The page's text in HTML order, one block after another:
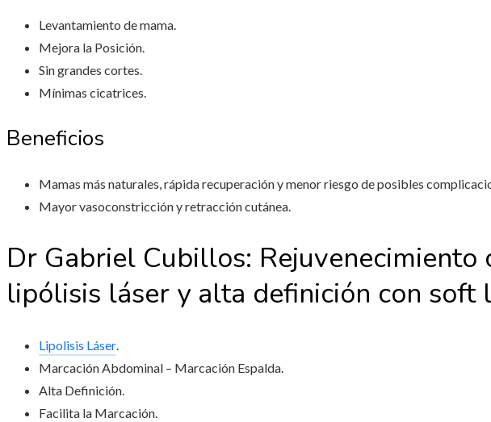
Levantamiento de mama.
Mejora la Posición.
Sin grandes cortes.
Mínimas cicatrices.
Beneficios
Mamas más naturales, rápida recuperación y menor riesgo de posibles
Mayor vasoconstricción y retracción cutánea.
Dr Gabriel Cubillos: Rejuvenecimiento
lipólisis láser y alta definición con soft
Lipolisis Láser.
Marcación Abdominal – Marcación Espalda.
Alta Definición.
Facilita la Marcación.